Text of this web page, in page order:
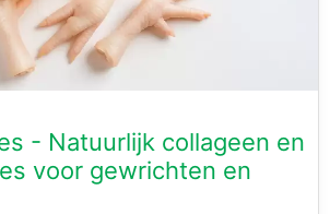
- Natuurlijk collageen en
voor gewrichten en